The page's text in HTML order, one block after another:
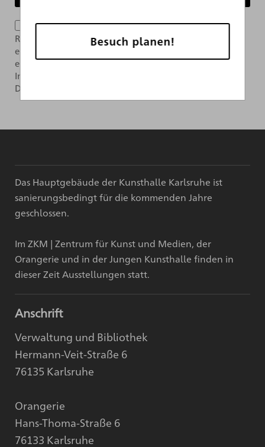
Ich bin mit der Verarbeitung meiner Daten im
Rahmen des Newsletter-Abonnements per E-Mail
einverstanden. Das Abonnement kann jederzeit über
einen Link im Newsletter widerrufen werden. Weitere
Informationen finden Sie in unserer
Datenschutzerklärung.
Das Hauptgebäude der Kunsthalle Karlsruhe ist
sanierungsbedingt für die kommenden Jahre
geschlossen.
Im ZKM | Zentrum für Kunst und Medien, der
Orangerie und in der Jungen Kunsthalle finden in
dieser Zeit Ausstellungen statt.
Anschrift
Verwaltung und Bibliothek
Hermann-Veit-Straße 6
76135 Karlsruhe
Orangerie
Hans-Thoma-Straße 6
76133 Karlsruhe
Besuch planen!